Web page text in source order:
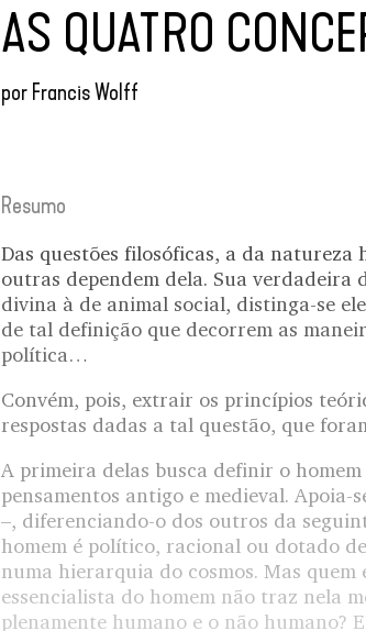
AS QUATRO
por Francis Wolff
Resumo
Das questões filosóficas, a da
outras dependem dela. Sua verdadeira
divina à de animal social, distinga-se
de tal definição que decorrem as
política…
Convém, pois, extrair os princípios
respostas dadas a tal questão, que
A primeira delas busca definir o
pensamentos antigo e medieval. Apoia-
–, diferenciando-o dos outros da
homem é político, racional ou dotado
numa hierarquia do cosmos. Mas quem
essencialista do homem não traz nela
plenamente humano e o não humano?